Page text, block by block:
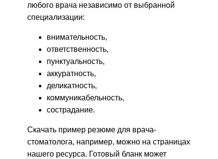
любого врача независимо от выбранной
специализации:
внимательность,
ответственность,
пунктуальность,
аккуратность,
деликатность,
коммуникабельность,
сострадание.
Скачать пример резюме для врача-
стоматолога, например, можно на страницах
нашего ресурса. Готовый бланк может